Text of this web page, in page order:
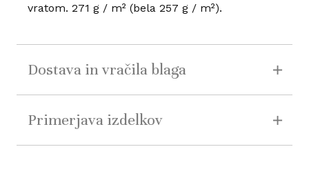
vratom. 271 g / m² (bela 257 g / m²).
Dostava in vračila blaga
Primerjava izdelkov